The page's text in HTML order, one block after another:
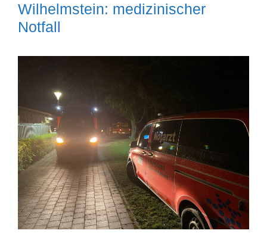
Wilhelmstein: medizinischer
Notfall